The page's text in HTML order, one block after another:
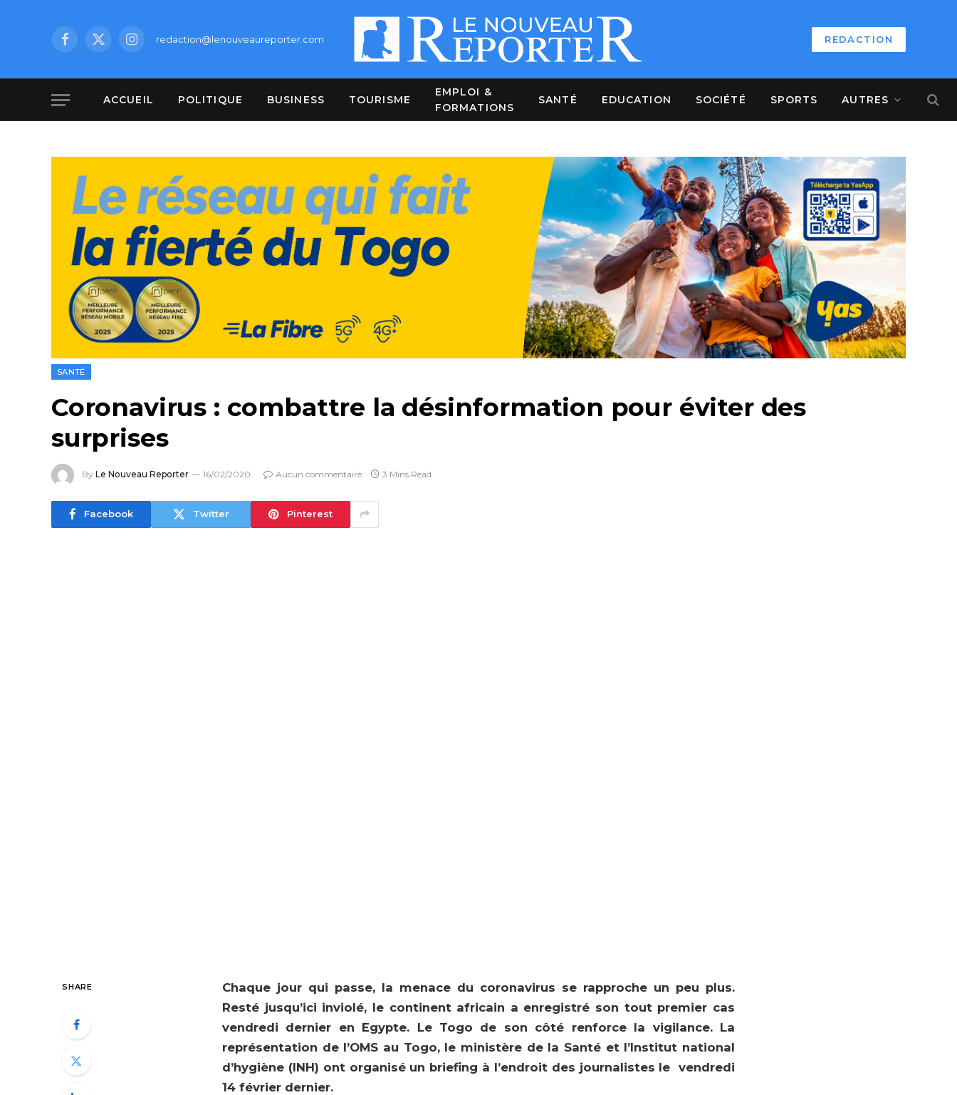
Facebook
X
Instagramredaction@lenouveaureporter.com REDACTION
ACCUEIL POLITIQUE BUSINESS TOURISME
EMPLOI &
FORMATIONS
SANTÉ EDUCATION SOCIÉTÉ SPORTS AUTRES
SANTÉ
Coronavirus : combattre la désinformation pour éviter des
surprises
By Le Nouveau Reporter 16/02/2020 Aucun commentaire 3 Mins Read
Facebook Twitter Pinterest
SHARE
Chaque jour qui passe, la menace du coronavirus se rapproche un peu plus.
Resté jusqu’ici inviolé, le continent africain a enregistré son tout premier cas
vendredi dernier en Egypte. Le Togo de son côté renforce la vigilance. La
représentation de l’OMS au Togo, le ministère de la Santé et l’Institut national
d’hygiène (INH) ont organisé un briefing à l’endroit des journalistes le vendredi
14 février dernier.